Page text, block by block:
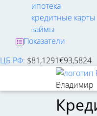
ипотека
кредитные карты
займы
Показатели
ЦБ РФ: $81,1291€93,5824
Владимир